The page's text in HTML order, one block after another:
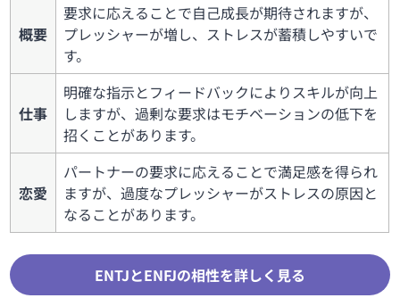
概要
要求に応えることで自己成長が期待されますが、
プレッシャーが増し、ストレスが蓄積しやすいで
す。
仕事
明確な指示とフィードバックによりスキルが向上
しますが、過剰な要求はモチベーションの低下を
招くことがあります。
恋愛
パートナーの要求に応えることで満足感を得られ
ますが、過度なプレッシャーがストレスの原因と
なることがあります。
ENTJとENFJの相性を詳しく見る